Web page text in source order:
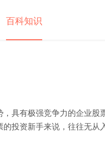
百科知识
具有极强竞争力的企业股
投资新手来说，往往无从